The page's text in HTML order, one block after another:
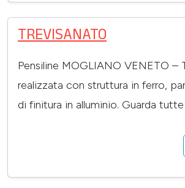
TREVISANATO
Pensiline MOGLIANO VENETO –
realizzata con struttura in ferro,
di finitura in alluminio. Guarda